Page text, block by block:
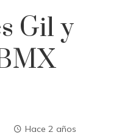
Gil y
Hace 2 años